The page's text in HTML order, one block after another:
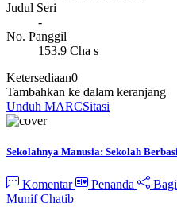
Judul Seri
-
No. Panggil
153.9 Cha s
Ketersediaan0
Tambahkan ke dalam keranjang
Unduh MARCSitasi
Sekolahnya Manusia: Sekolah
Komentar Penanda
Munif Chatib